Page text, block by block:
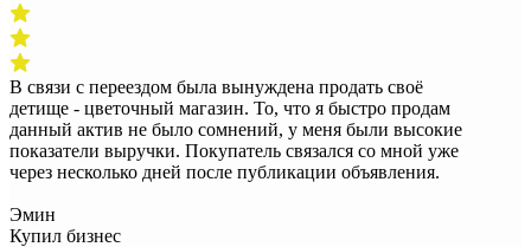
В связи с переездом была вынуждена продать своё
детище - цветочный магазин. То, что я быстро продам
данный актив не было сомнений, у меня были высокие
показатели выручки. Покупатель связался со мной уже
через несколько дней после публикации объявления.
Эмин
Купил бизнес